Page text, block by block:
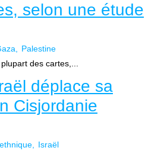
selon une étude
Palestine
des cartes,...
déplace sa
Cisjordanie
Israël